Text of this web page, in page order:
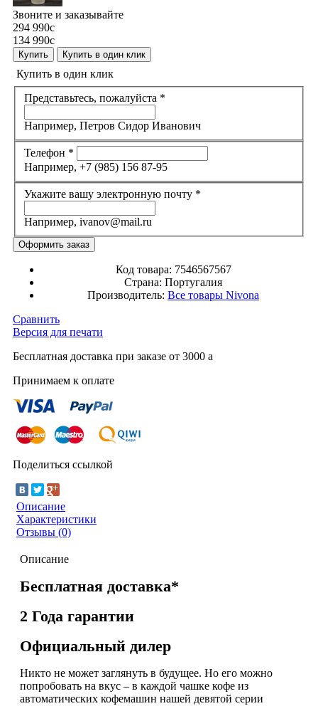
Звоните и заказывайте
294 990c
134 990c
Купить Купить в один клик
Купить в один клик
Представьтесь, пожалуйста *
Например, Петров Сидор Иванович
Телефон *
Например, +7 (985) 156 87-95
Укажите вашу электронную почту *
Например, ivanov@mail.ru
Код товара: 7546567567
Страна: Португалия
Производитель: Все товары Nivona
Сравнить
Версия для печати
Бесплатная доставка при заказе от 3000 a
Принимаем к оплате
Поделиться ссылкой
Описание
Характеристики
Отзывы (0)
Описание
Бесплатная доставка*
2 Года гарантии
Официальный дилер
Никто не может заглянуть в будущее. Но его можно
попробовать на вкус – в каждой чашке кофе из
автоматических кофемашин нашей девятой серии